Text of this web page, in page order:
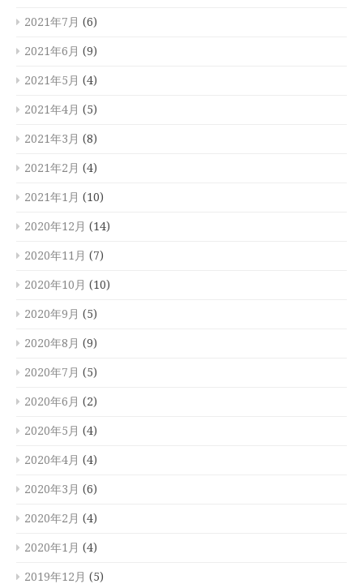
2021年7月 (6)
2021年6月 (9)
2021年5月 (4)
2021年4月 (5)
2021年3月 (8)
2021年2月 (4)
2021年1月 (10)
2020年12月 (14)
2020年11月 (7)
2020年10月 (10)
2020年9月 (5)
2020年8月 (9)
2020年7月 (5)
2020年6月 (2)
2020年5月 (4)
2020年4月 (4)
2020年3月 (6)
2020年2月 (4)
2020年1月 (4)
2019年12月 (5)